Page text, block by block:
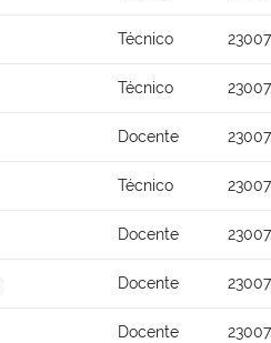
Técnico
Técnico
Docente
Técnico
Docente
Docente
Docente